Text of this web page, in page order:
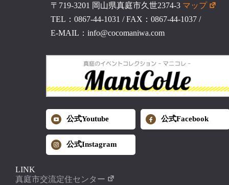
〒719-3201 岡山県真庭市久世2374-3 マップ
TEL：0867-44-1031 /FAX：0867-44-1037/
E-MAIL：info@cocomaniwa.com
公式Youtube 公式Facebook
公式Instagram
LINK
真庭市交流定住センター